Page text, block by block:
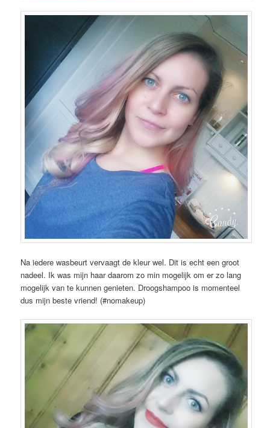
Na iedere wasbeurt vervaagt de kleur wel. Dit is echt een groot
nadeel. Ik was mijn haar daarom zo min mogelijk om er zo lang
mogelijk van te kunnen genieten. Droogshampoo is momenteel
dus mijn beste vriend! (#nomakeup)